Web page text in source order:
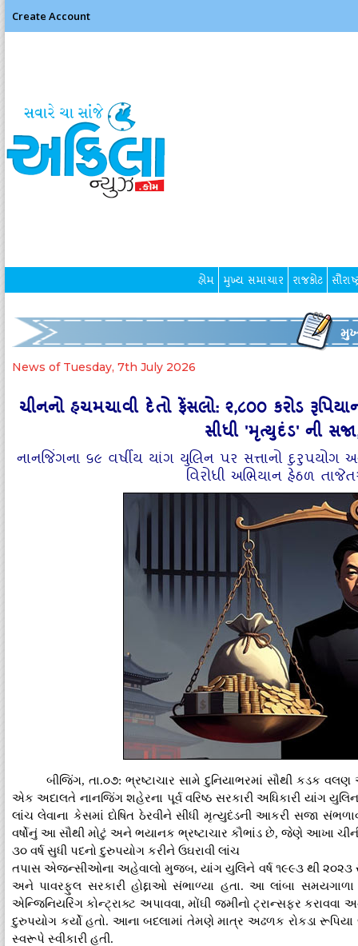
Create Account
હોમ મુખ્ય સમાચાર રાજકોટ
News of Tuesday, 7th July 2026
ચીનનો હચમચાવી દેતો ફેંસલો: ૨,૮૦૦ કરોડ
સીધી 'મૃત્યુદંડ' ની
નાનજિંગના ૬૯ વર્ષીય યાંગ યુલિન પર સત્તાનો દુરુપયોગ
વિરોધી અભિયાન હેઠળ
બીજિંગ, તા.૦૭: ભ્રષ્ટાચાર સામે દુનિયાભરમાં સૌથી કડક
એક અદાલતે નાનજિંગ શહેરના પૂર્વ વરિષ્ઠ સરકારી અધિકારી યાંગ
લાંચ લેવાના કેસમાં દોષિત ઠેરવીને સીધી મૃત્યુદંડની આકરી સજા
વર્ષોનું આ સૌથી મોટું અને ભયાનક ભ્રષ્ટાચાર કૌભાંડ છે, જેણે આખા
૩૦ વર્ષ સુધી પદનો દુરુપયોગ કરીને ઉઘરાવી લાંચ
તપાસ એજન્સીઓના અહેવાલો મુજબ, યાંગ યુલિને વર્ષ ૧૯૯૩ થી ૨૦૨૩
અને પાવરફુલ સરકારી હોદ્દાઓ સંભાળ્યા હતા. આ લાંબા
એન્જિનિયરિંગ કોન્ટ્રાક્ટ અપાવવા, મોંઘી જમીનો ટ્રાન્સફર કરાવવા
દુરુપયોગ કર્યો હતો. આના બદલામાં તેમણે માત્ર અઢળક રોકડા
સ્વરૂપે સ્વીકારી હતી.